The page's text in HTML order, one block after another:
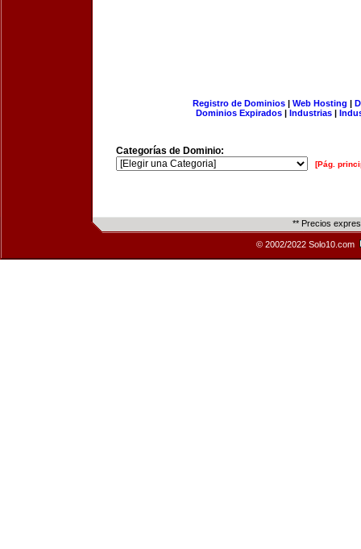
Registro de Dominios| Web Hosting |
Dominios Expirados | Industrias |
Categorías de Dominio:
[Pág.
** Precios
© 2002/2022 Solo10.com